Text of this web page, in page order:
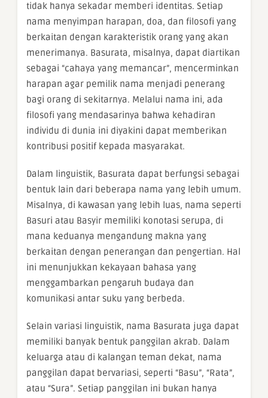
tidak hanya sekadar memberi identitas. Setiap
nama menyimpan harapan, doa, dan filosofi yang
berkaitan dengan karakteristik orang yang akan
menerimanya. Basurata, misalnya, dapat diartikan
sebagai “cahaya yang memancar”, mencerminkan
harapan agar pemilik nama menjadi penerang
bagi orang di sekitarnya. Melalui nama ini, ada
filosofi yang mendasarinya bahwa kehadiran
individu di dunia ini diyakini dapat memberikan
kontribusi positif kepada masyarakat.
Dalam linguistik, Basurata dapat berfungsi sebagai
bentuk lain dari beberapa nama yang lebih umum.
Misalnya, di kawasan yang lebih luas, nama seperti
Basuri atau Basyir memiliki konotasi serupa, di
mana keduanya mengandung makna yang
berkaitan dengan penerangan dan pengertian. Hal
ini menunjukkan kekayaan bahasa yang
menggambarkan pengaruh budaya dan
komunikasi antar suku yang berbeda.
Selain variasi linguistik, nama Basurata juga dapat
memiliki banyak bentuk panggilan akrab. Dalam
keluarga atau di kalangan teman dekat, nama
panggilan dapat bervariasi, seperti “Basu”, “Rata”,
atau “Sura”. Setiap panggilan ini bukan hanya